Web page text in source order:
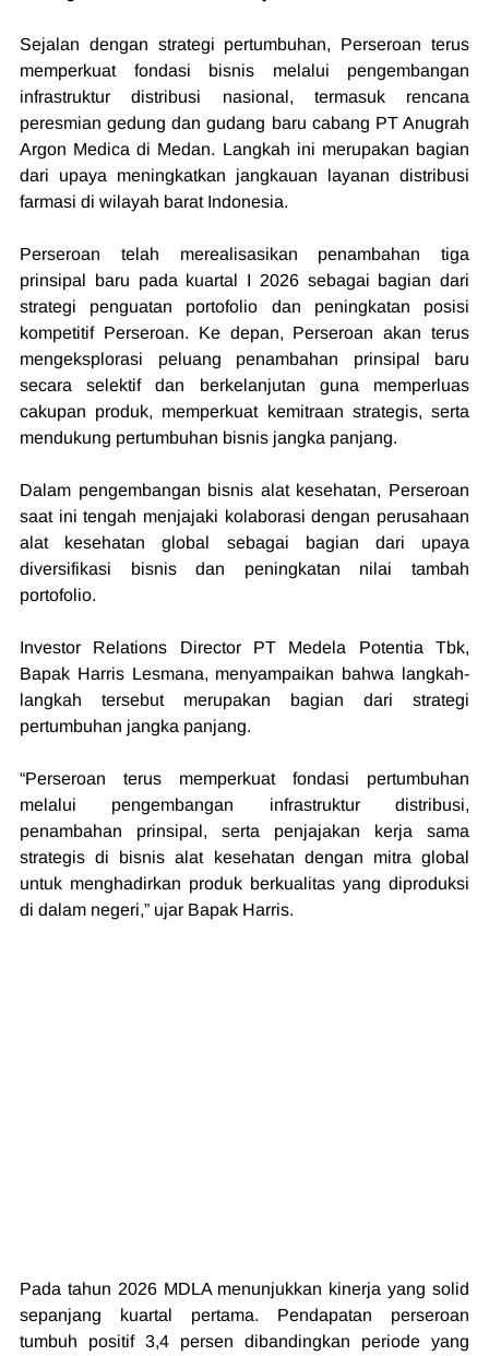
Sejalan dengan strategi pertumbuhan, Perseroan terus
memperkuat fondasi bisnis melalui pengembangan
infrastruktur distribusi nasional, termasuk rencana
peresmian gedung dan gudang baru cabang PT Anugrah
Argon Medica di Medan. Langkah ini merupakan bagian
dari upaya meningkatkan jangkauan layanan distribusi
farmasi di wilayah barat Indonesia.
Perseroan telah merealisasikan penambahan tiga
prinsipal baru pada kuartal I 2026 sebagai bagian dari
strategi penguatan portofolio dan peningkatan posisi
kompetitif Perseroan. Ke depan, Perseroan akan terus
mengeksplorasi peluang penambahan prinsipal baru
secara selektif dan berkelanjutan guna memperluas
cakupan produk, memperkuat kemitraan strategis, serta
mendukung pertumbuhan bisnis jangka panjang.
Dalam pengembangan bisnis alat kesehatan, Perseroan
saat ini tengah menjajaki kolaborasi dengan perusahaan
alat kesehatan global sebagai bagian dari upaya
diversifikasi bisnis dan peningkatan nilai tambah
portofolio.
Investor Relations Director PT Medela Potentia Tbk,
Bapak Harris Lesmana, menyampaikan bahwa langkah-
langkah tersebut merupakan bagian dari strategi
pertumbuhan jangka panjang.
“Perseroan terus memperkuat fondasi pertumbuhan
melalui pengembangan infrastruktur distribusi,
penambahan prinsipal, serta penjajakan kerja sama
strategis di bisnis alat kesehatan dengan mitra global
untuk menghadirkan produk berkualitas yang diproduksi
di dalam negeri,” ujar Bapak Harris.
Pada tahun 2026 MDLA menunjukkan kinerja yang solid
sepanjang kuartal pertama. Pendapatan perseroan
tumbuh positif 3,4 persen dibandingkan periode yang